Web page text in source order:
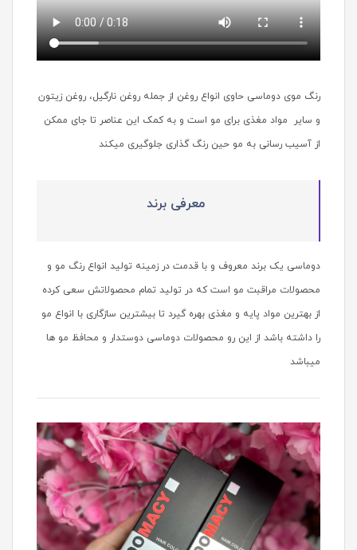
رنگ موی دوماسی حاوی انواع روغن از جمله روغن نارگیل، روغن زیتون
و سایر مواد مغذی برای مو است و به کمک این عناصر تا جای ممکن
از آسیب رسانی به مو حین رنگ گذاری جلوگیری میکند
معرفی برند
دوماسی یک برند معروف و با قدمت در زمینه تولید انواع رنگ مو و
محصولات مراقبت مو است که در تولید تمام محصولاتش سعی کرده
از بهترین مواد پایه و مغذی بهره گیرد تا بیشترین سازگاری با انواع مو
را داشته باشد از این رو محصولات دوماسی دوستدار و محافظ مو ها
میباشد